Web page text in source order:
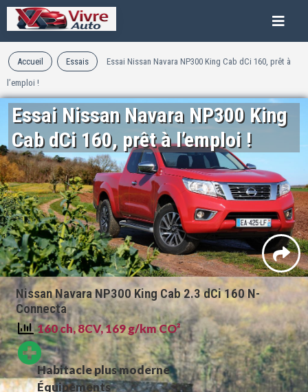
Accueil Essais Essai Nissan Navara NP300 King Cab dCi 160, prêt à
l’emploi !
Essai Nissan Navara NP300 King
Cab dCi 160, prêt à l’emploi !
Nissan Navara NP300 King Cab 2.3 dCi 160 N-
Connecta
160 ch, 8CV, 169 g/km CO²
Habitacle plus moderne
Équipements